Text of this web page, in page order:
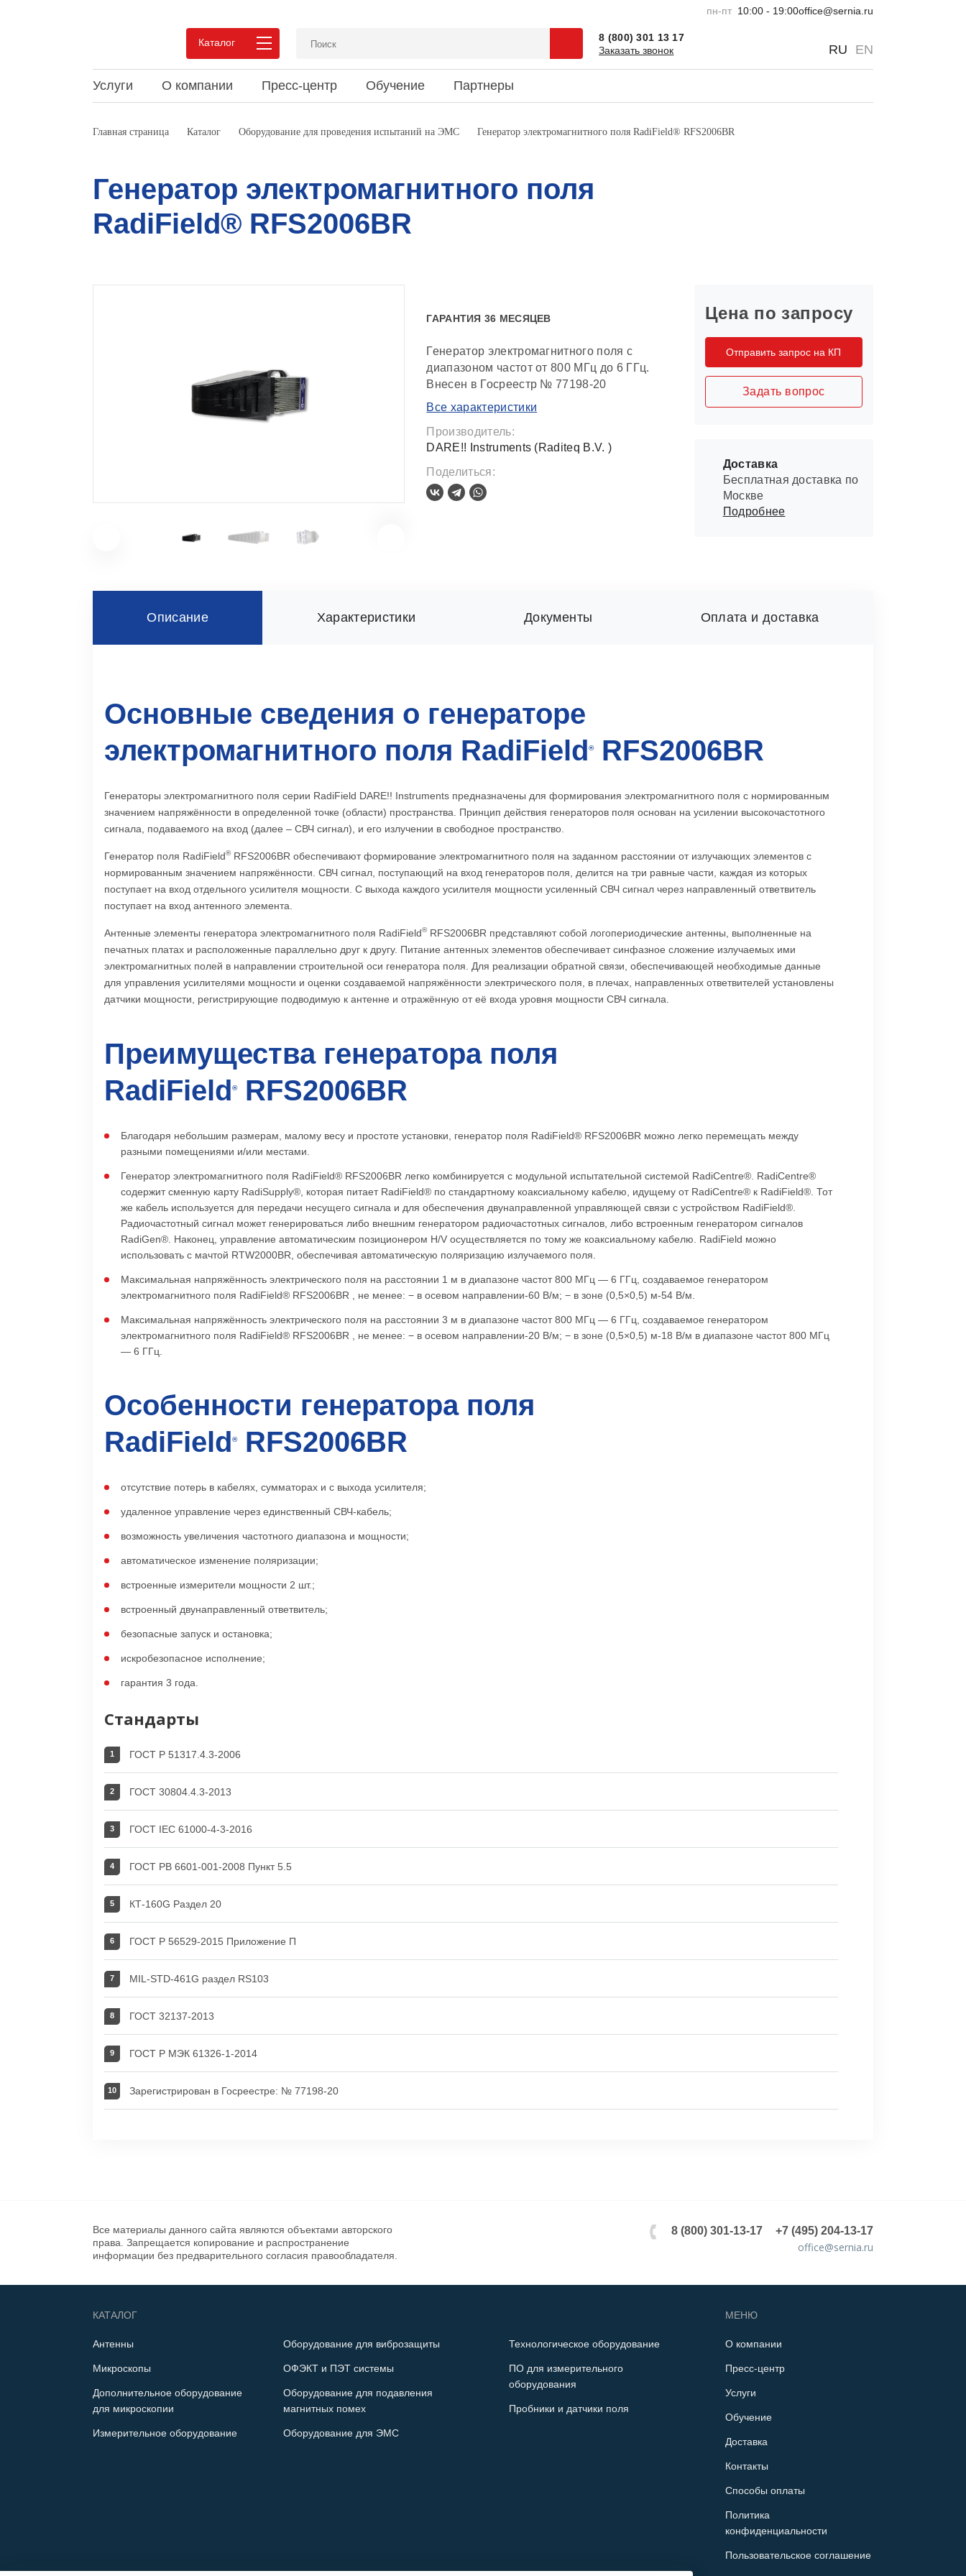
пн-пт 10:00 - 19:00office@sernia.ru
Каталог
8 (800) 301 13 17
Заказать звонок
RU EN
Услуги О компании
Преимущества сотрудничества
Вакансии
Доставка
Пресс-центр
Новости
Акции и спецпредложения
Обучение
Статьи и обзоры
Документация
Наука и юмор
Партнеры
Главная страница Каталог Оборудование для проведения испытаний на ЭМС Генератор электромагнитного поля RadiField® RFS2006BR
Генератор электромагнитного поля
RadiField® RFS2006BR
ГАРАНТИЯ 36 МЕСЯЦЕВ
Генератор электромагнитного поля с
диапазоном частот от 800 МГц до 6 ГГц.
Внесен в Госреестр № 77198-20
Все характеристики
Производитель:
DARE!! Instruments (Raditeq B.V. )
Поделиться:
Цена по запросу
Отправить запрос на КП
Задать вопрос
Доставка
Бесплатная доставка по
Москве
Подробнее
Описание Характеристики Документы Оплата и доставка
Основные сведения о генераторе
электромагнитного поля RadiField®RFS2006BR
Генераторы электромагнитного поля серии RadiField DARE!! Instruments предназначены для формирования электромагнитного поля с нормированным
значением напряжённости в определенной точке (области) пространства. Принцип действия генераторов поля основан на усилении высокочастотного
сигнала, подаваемого на вход (далее – СВЧ сигнал), и его излучении в свободное пространство.
Генератор поля RadiField®RFS2006BR обеспечивают формирование электромагнитного поля на заданном расстоянии от излучающих элементов с
нормированным значением напряжённости. СВЧ сигнал, поступающий на вход генераторов поля, делится на три равные части, каждая из которых
поступает на вход отдельного усилителя мощности. С выхода каждого усилителя мощности усиленный СВЧ сигнал через направленный ответвитель
поступает на вход антенного элемента.
Антенные элементы генератора электромагнитного поля RadiField®RFS2006BR представляют собой логопериодические антенны, выполненные на
печатных платах и расположенные параллельно друг к другу. Питание антенных элементов обеспечивает синфазное сложение излучаемых ими
электромагнитных полей в направлении строительной оси генератора поля. Для реализации обратной связи, обеспечивающей необходимые данные
для управления усилителями мощности и оценки создаваемой напряжённости электрического поля, в плечах, направленных ответвителей установлены
датчики мощности, регистрирующие подводимую к антенне и отражённую от её входа уровня мощности СВЧ сигнала.
Преимущества генератора поля
RadiField®RFS2006BR
Благодаря небольшим размерам, малому весу и простоте установки, генератор поля RadiField® RFS2006BR можно легко перемещать между
разными помещениями и/или местами.
Генератор электромагнитного поля RadiField® RFS2006BR легко комбинируется с модульной испытательной системой RadiCentre®. RadiCentre®
содержит сменную карту RadiSupply®, которая питает RadiField® по стандартному коаксиальному кабелю, идущему от RadiCentre® к RadiField®. Тот
же кабель используется для передачи несущего сигнала и для обеспечения двунаправленной управляющей связи с устройством RadiField®.
Радиочастотный сигнал может генерироваться либо внешним генератором радиочастотных сигналов, либо встроенным генератором сигналов
RadiGen®. Наконец, управление автоматическим позиционером H/V осуществляется по тому же коаксиальному кабелю. RadiField можно
использовать с мачтой RTW2000BR, обеспечивая автоматическую поляризацию излучаемого поля.
Максимальная напряжённость электрического поля на расстоянии 1 м в диапазоне частот 800 МГц — 6 ГГц, создаваемое генератором
электромагнитного поля RadiField® RFS2006BR , не менее: − в осевом направлении-60 В/м; − в зоне (0,5×0,5) м-54 В/м.
Максимальная напряжённость электрического поля на расстоянии 3 м в диапазоне частот 800 МГц — 6 ГГц, создаваемое генератором
электромагнитного поля RadiField® RFS2006BR , не менее: − в осевом направлении-20 В/м; − в зоне (0,5×0,5) м-18 В/м в диапазоне частот 800 МГц
— 6 ГГц.
Особенности генератора поля
RadiField®RFS2006BR
отсутствие потерь в кабелях, сумматорах и с выхода усилителя;
удаленное управление через единственный СВЧ-кабель;
возможность увеличения частотного диапазона и мощности;
автоматическое изменение поляризации;
встроенные измерители мощности 2 шт.;
встроенный двунаправленный ответвитель;
безопасные запуск и остановка;
искробезопасное исполнение;
гарантия 3 года.
Стандарты
ГОСТ Р 51317.4.3-2006
ГОСТ 30804.4.3-2013
ГОСТ IEC 61000-4-3-2016
ГОСТ РВ 6601-001-2008 Пункт 5.5
КТ-160G Раздел 20
ГОСТ Р 56529-2015 Приложение П
MIL-STD-461G раздел RS103
ГОСТ 32137-2013
ГОСТ Р МЭК 61326-1-2014
Зарегистрирован в Госреестре: № 77198-20
Все материалы данного сайта являются объектами авторского
права. Запрещается копирование и распространение
информации без предварительного согласия правообладателя.
+7 (495) 204-13-17
8 (800) 301-13-17
office@sernia.ru
КАТАЛОГ
Антенны
Микроскопы
Дополнительное оборудование
для микроскопии
Измерительное оборудование
Оборудование для виброзащиты
ОФЭКТ и ПЭТ системы
Оборудование для подавления
магнитных помех
Оборудование для ЭМС
Технологическое оборудование
ПО для измерительного
оборудования
Пробники и датчики поля
МЕНЮ
О компании
Пресс-центр
Услуги
Обучение
Доставка
Контакты
Способы оплаты
Политика
конфиденциальности
Пользовательское соглашение